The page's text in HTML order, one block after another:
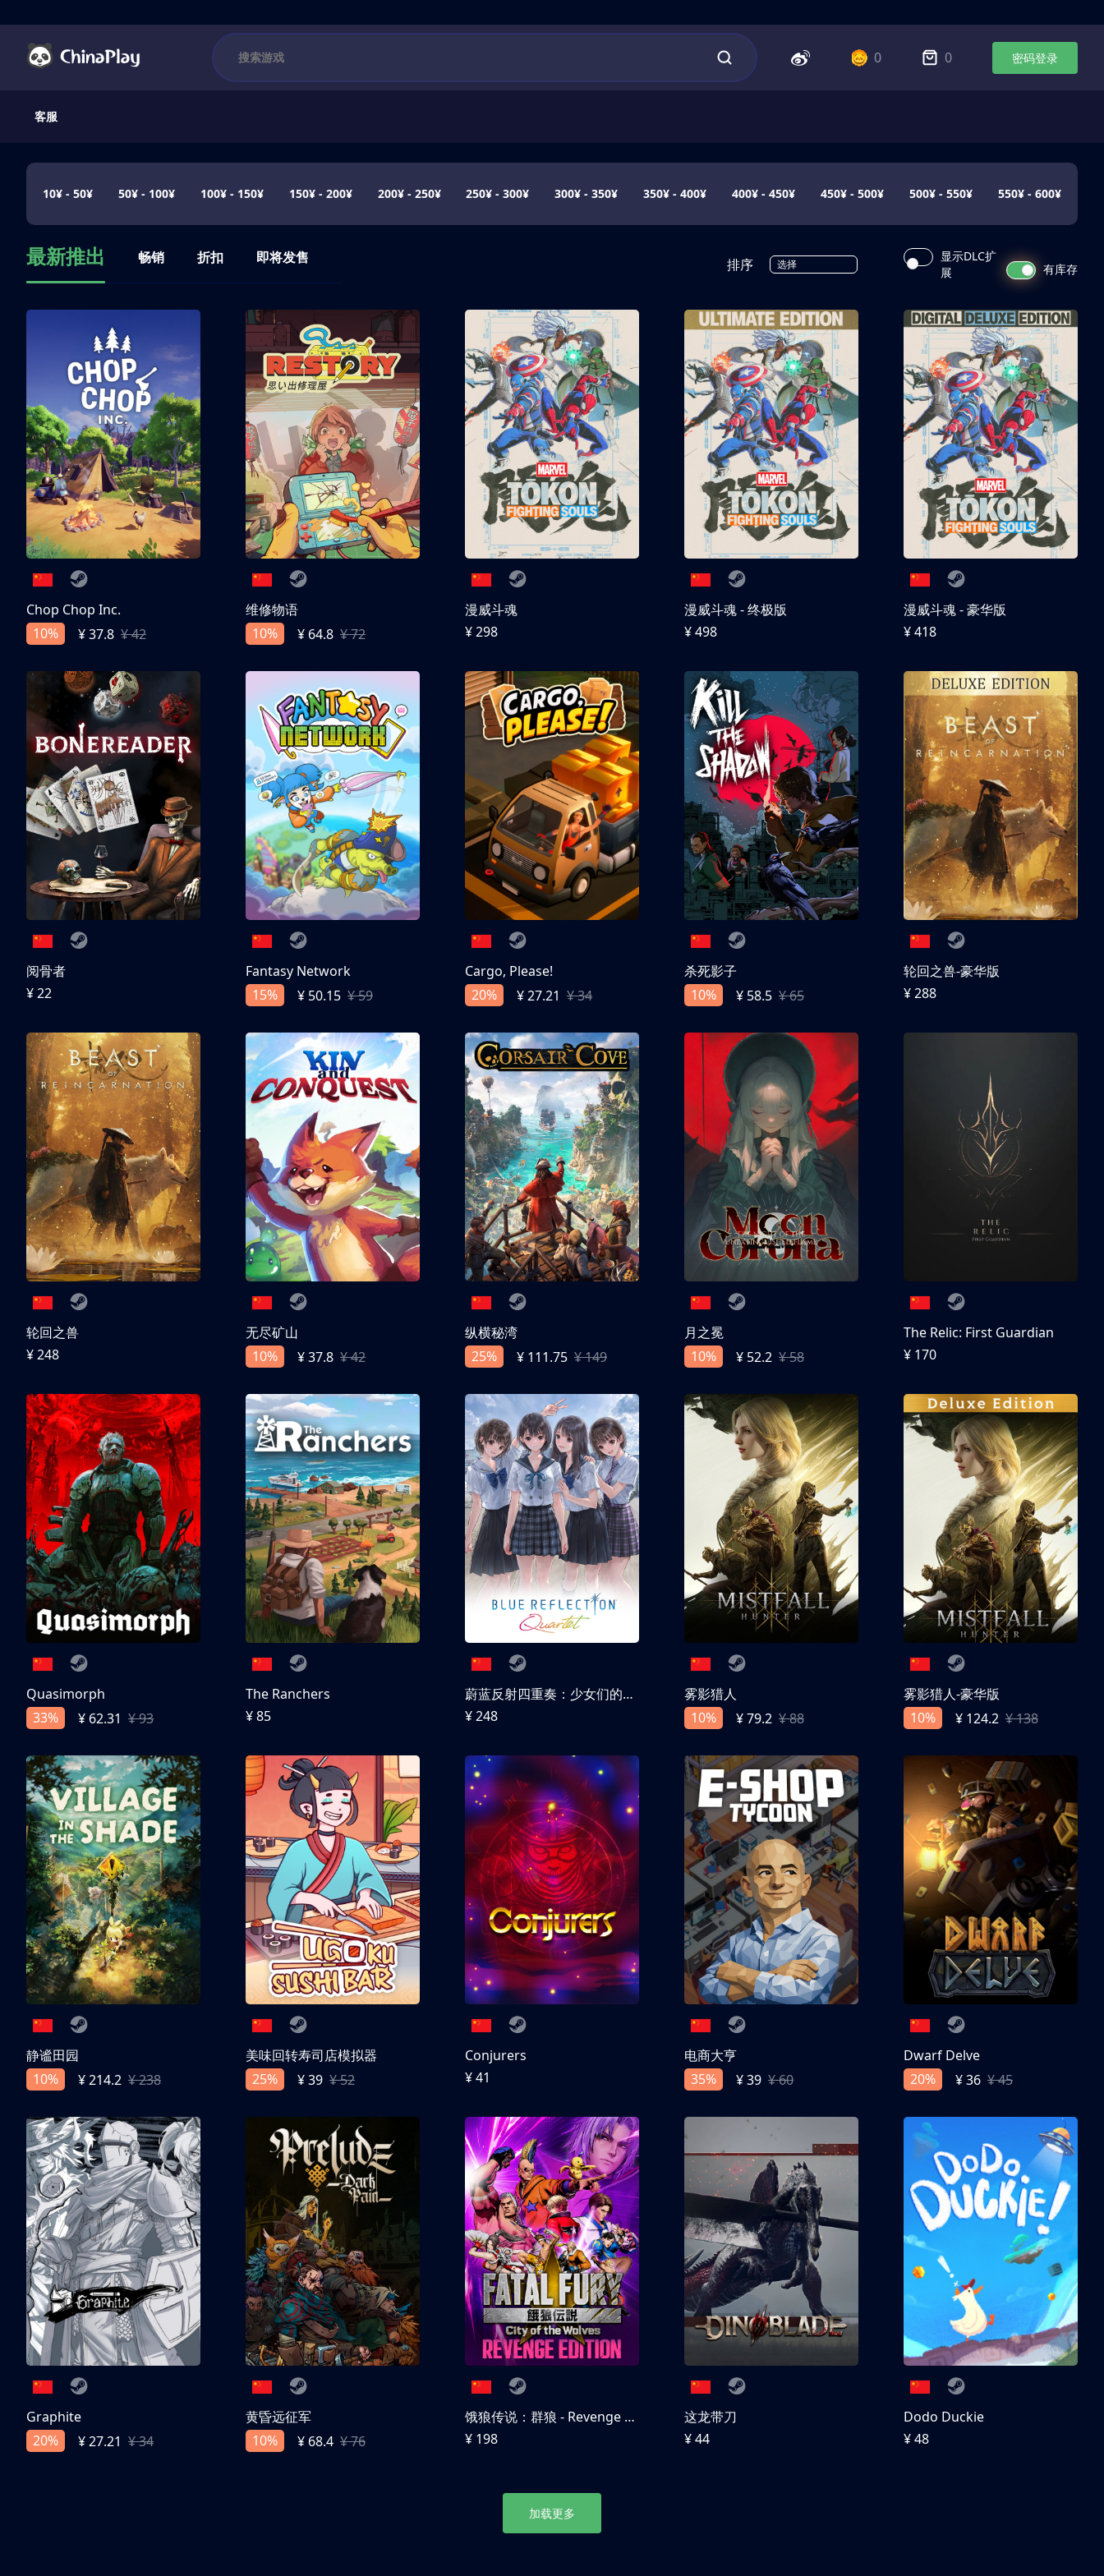
0 0 密码登录
客服
10¥ - 50¥ 50¥ - 100¥ 100¥ - 150¥ 150¥ - 200¥ 200¥ - 250¥ 250¥ - 300¥ 300¥ - 350¥ 350¥ - 400¥ 400¥ - 450¥ 450¥ - 500¥ 500¥ - 550¥ 550¥ - 600¥
最新推出 畅销 折扣 即将发售 排序 选择
显示DLC扩
展
有库存
Chop Chop Inc.
10%
¥ 37.8 ¥ 42
维修物语
10%
¥ 64.8 ¥ 72
漫威斗魂
¥ 298
漫威斗魂 - 终极版
¥ 498
漫威斗魂 - 豪华版
¥ 418
阅骨者
¥ 22
Fantasy Network
15%
¥ 50.15 ¥ 59
Cargo, Please!
20%
¥ 27.21 ¥ 34
杀死影子
10%
¥ 58.5 ¥ 65
轮回之兽-豪华版
¥ 288
轮回之兽
¥ 248
无尽矿山
10%
¥ 37.8 ¥ 42
纵横秘湾
25%
¥ 111.75 ¥ 149
月之冕
10%
¥ 52.2 ¥ 58
The Relic: First Guardian
¥ 170
Quasimorph
33%
¥ 62.31 ¥ 93
The Ranchers
¥ 85
蔚蓝反射四重奏：少女们的奇迹
¥ 248
雾影猎人
10%
¥ 79.2 ¥ 88
雾影猎人-豪华版
10%
¥ 124.2 ¥ 138
静谧田园
10%
¥ 214.2 ¥ 238
美味回转寿司店模拟器
25%
¥ 39 ¥ 52
Conjurers
¥ 41
电商大亨
35%
¥ 39 ¥ 60
Dwarf Delve
20%
¥ 36 ¥ 45
Graphite
20%
¥ 27.21 ¥ 34
黄昏远征军
10%
¥ 68.4 ¥ 76
饿狼传说：群狼 - Revenge Edition
¥ 198
这龙带刀
¥ 44
Dodo Duckie
¥ 48
加载更多